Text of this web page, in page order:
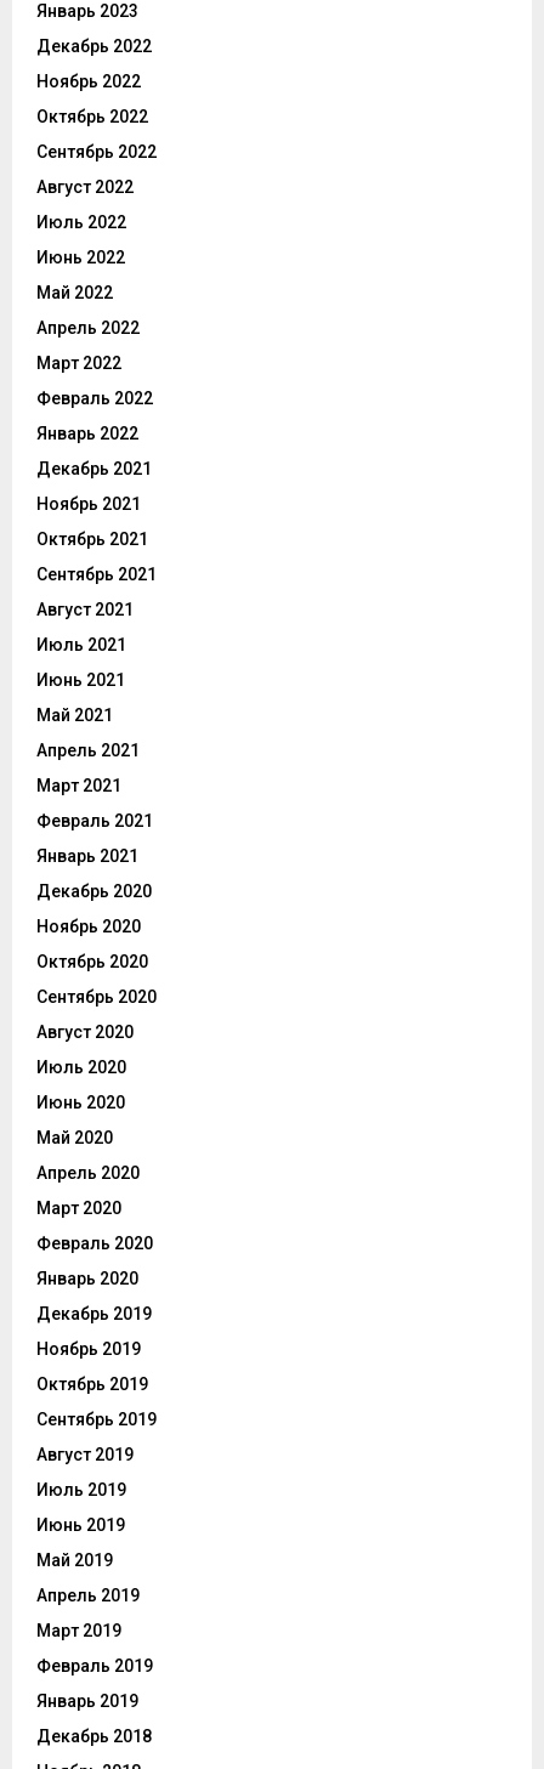
Январь 2023
Декабрь 2022
Ноябрь 2022
Октябрь 2022
Сентябрь 2022
Август 2022
Июль 2022
Июнь 2022
Май 2022
Апрель 2022
Март 2022
Февраль 2022
Январь 2022
Декабрь 2021
Ноябрь 2021
Октябрь 2021
Сентябрь 2021
Август 2021
Июль 2021
Июнь 2021
Май 2021
Апрель 2021
Март 2021
Февраль 2021
Январь 2021
Декабрь 2020
Ноябрь 2020
Октябрь 2020
Сентябрь 2020
Август 2020
Июль 2020
Июнь 2020
Май 2020
Апрель 2020
Март 2020
Февраль 2020
Январь 2020
Декабрь 2019
Ноябрь 2019
Октябрь 2019
Сентябрь 2019
Август 2019
Июль 2019
Июнь 2019
Май 2019
Апрель 2019
Март 2019
Февраль 2019
Январь 2019
Декабрь 2018